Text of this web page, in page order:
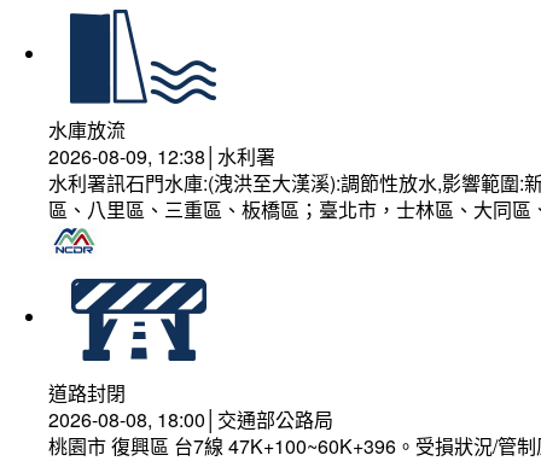
水庫放流
2026-08-09, 12:38│水利署
水利署訊石門水庫:(洩洪至大漢溪):調節性放水,影響範圍
區、八里區、三重區、板橋區；臺北市，士林區、大同
道路封閉
2026-08-08, 18:00│交通部公路局
桃園市 復興區 台7線 47K+100~60K+396。受損狀況/管